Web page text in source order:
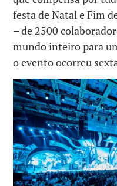
festa de Natal e Fim
– de 2500
mundo inteiro para
o evento ocorreu